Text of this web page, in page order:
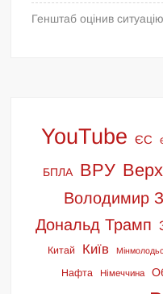
Генштаб оцінив
YouTube ЄС
БПЛА ВРУ
Володимир
Дональд Трамп
Китай Київ
Нафта Німеччина